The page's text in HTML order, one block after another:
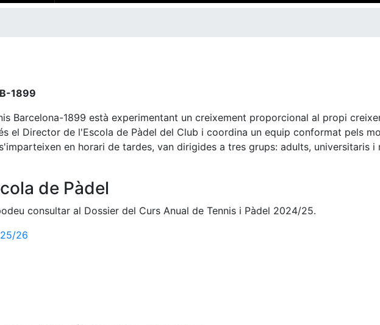
1899
Barcelona-1899 està experimentant un creixement proporcional al propi
el Director de l'Escola de Pàdel del Club i coordina un equip conformat pels
en horari de tardes, van dirigides a tres grups: adults, universitaris i
de Pàdel
consultar al Dossier del Curs Anual de Tennis i Pàdel 2024/25.
26